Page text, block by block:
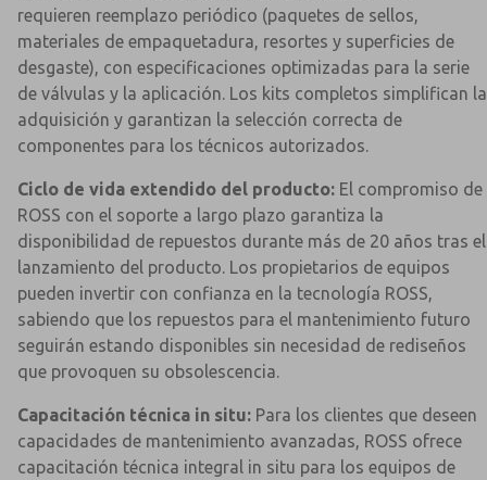
requieren reemplazo periódico (paquetes de sellos,
materiales de empaquetadura, resortes y superficies de
desgaste), con especificaciones optimizadas para la serie
de válvulas y la aplicación. Los kits completos simplifican la
adquisición y garantizan la selección correcta de
componentes para los técnicos autorizados.
Ciclo de vida extendido del producto: El compromiso de
ROSS con el soporte a largo plazo garantiza la
disponibilidad de repuestos durante más de 20 años tras el
lanzamiento del producto. Los propietarios de equipos
pueden invertir con confianza en la tecnología ROSS,
sabiendo que los repuestos para el mantenimiento futuro
seguirán estando disponibles sin necesidad de rediseños
que provoquen su obsolescencia.
Capacitación técnica in situ: Para los clientes que deseen
capacidades de mantenimiento avanzadas, ROSS ofrece
capacitación técnica integral in situ para los equipos de